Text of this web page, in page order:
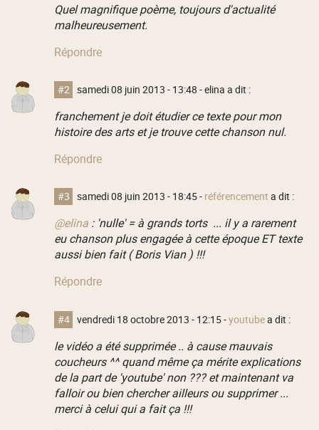
Quel magnifique poème, toujours d'actualité
malheureusement.
Répondre
#2 samedi 08 juin 2013 - 13:48 - elina a dit :
franchement je doit étudier ce texte pour mon
histoire des arts et je trouve cette chanson nul.
Répondre
#3 samedi 08 juin 2013 - 18:45- référencement a dit :
@elina: 'nulle' = à grands torts ... il y a rarement
eu chanson plus engagée à cette époque ET texte
aussi bien fait ( Boris Vian ) !!!
Répondre
#4 vendredi 18 octobre 2013 - 12:15-youtubea dit :
le vidéo a été supprimée .. à cause mauvais
coucheurs ^^ quand même ça mérite explications
de la part de 'youtube' non ??? et maintenant va
falloir ou bien chercher ailleurs ou supprimer ...
merci à celui qui a fait ça !!!